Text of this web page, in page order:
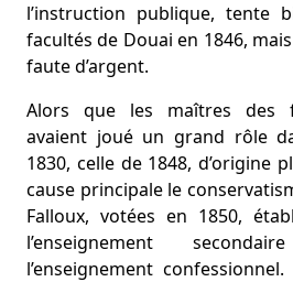
l’instruction publique, tente
facultés de Douai en 1846,
faute d’argent.
Alors que les maîtres des
avaient joué un grand rôle
1830, celle de 1848, d’origine
cause principale le
Falloux, votées en 1850,
l’enseignement
l’enseignement